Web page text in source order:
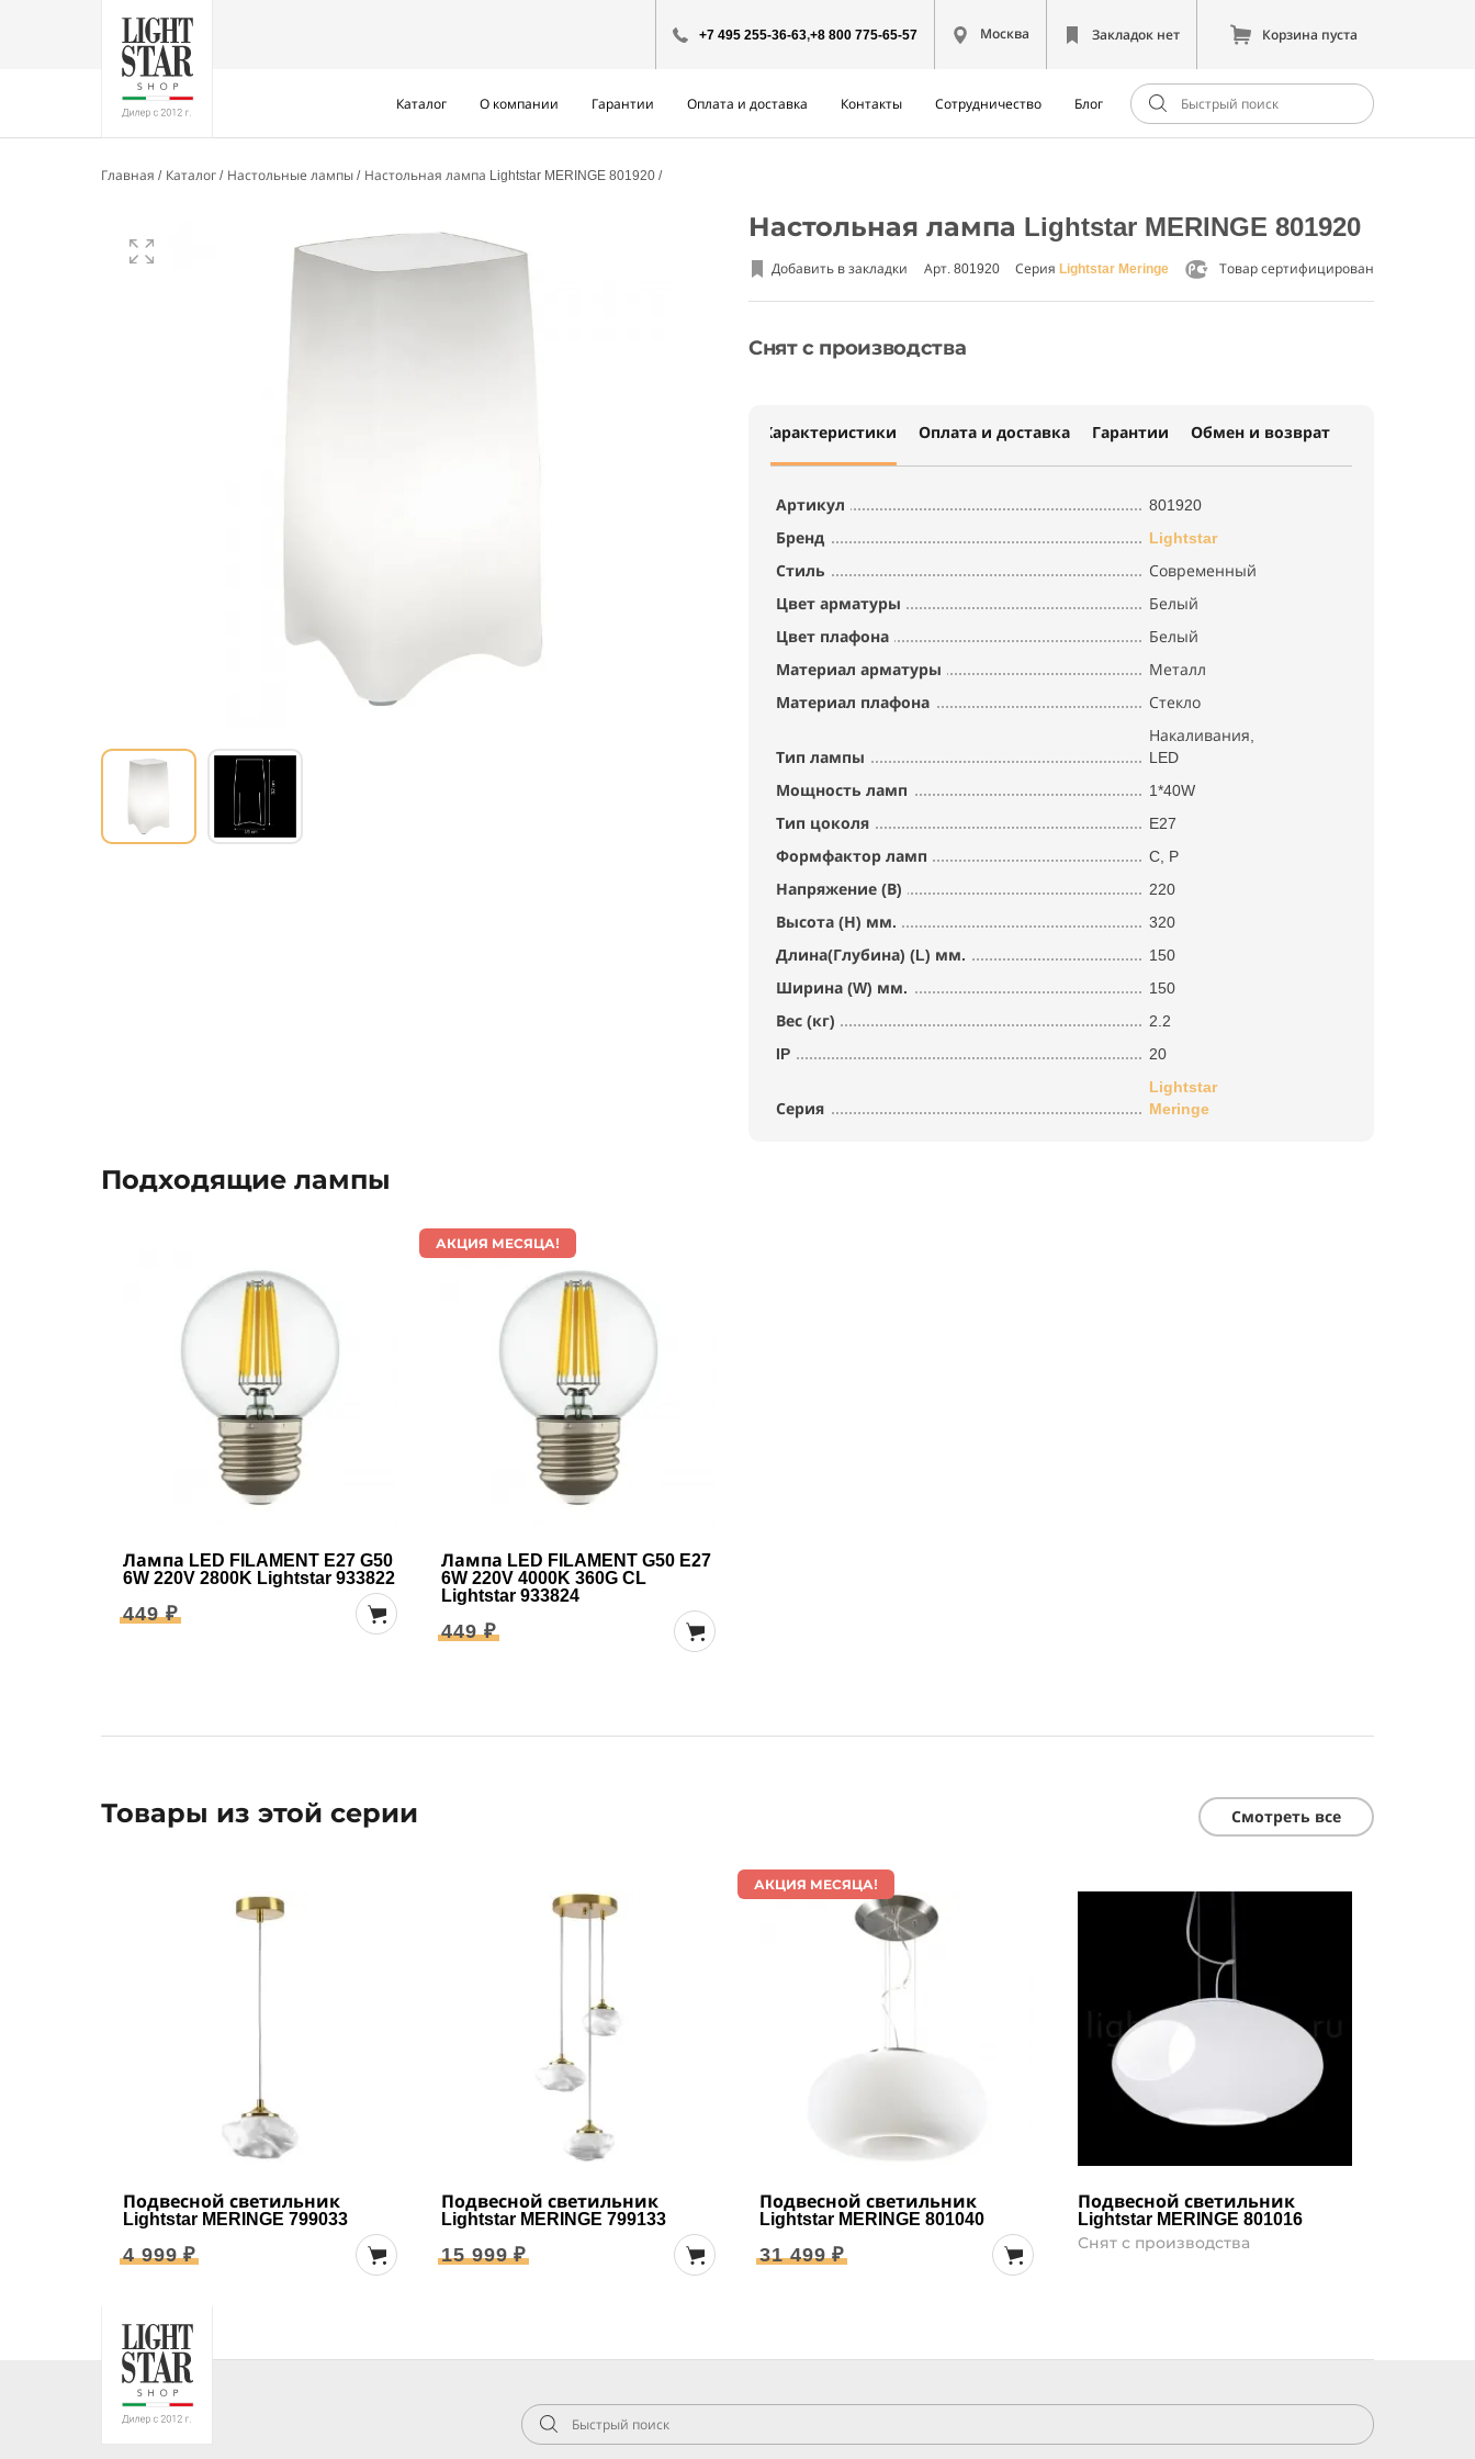
+7 495 255-36-63,+8 800 775-65-57 Москва Закладок нет Корзина пуста
Каталог О компании Гарантии Оплата и доставка Контакты Сотрудничество Блог
Главная Каталог Настольные лампы Настольная лампа Lightstar MERINGE 801920
Настольная лампа Lightstar MERINGE 801920
Добавить в закладки Арт. 801920 Серия Lightstar Meringe Товар сертифицирован
Снят с производства
Характеристики Оплата и доставка Гарантии Обмен и возврат
Артикул
801920
Бренд
Lightstar
Стиль
Современный
Цвет арматуры
Белый
Цвет плафона
Белый
Материал арматуры
Металл
Материал плафона
Стекло
Тип лампы
Накаливания,
LED
Мощность ламп
1*40W
Тип цоколя
E27
Формфактор ламп
C, P
Напряжение (В)
220
Высота (Н) мм.
320
Длина(Глубина) (L) мм.
150
Ширина (W) мм.
150
Вес (кг)
2.2
IP
20
Серия
Lightstar
Meringe
Подходящие лампы
Лампа LED FILAMENT E27 G50
6W 220V 2800K Lightstar 933822
449 ₽
АКЦИЯ МЕСЯЦА!
Лампа LED FILAMENT G50 E27
6W 220V 4000K 360G CL
Lightstar 933824
449 ₽
Товары из этой серии Смотреть все
Подвесной светильник
Lightstar MERINGE 799033
4 999 ₽
Подвесной светильник
Lightstar MERINGE 799133
15 999 ₽
АКЦИЯ МЕСЯЦА!
Подвесной светильник
Lightstar MERINGE 801040
31 499 ₽
Подвесной светильник
Lightstar MERINGE 801016
Снят с производства